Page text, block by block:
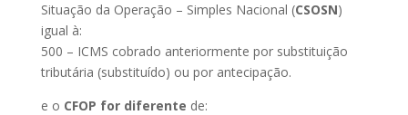
Situação da Operação – Simples Nacional (CSOSN)
igual à:
500 – ICMS cobrado anteriormente por substituição
tributária (substituído) ou por antecipação.
e o CFOP for diferente de: